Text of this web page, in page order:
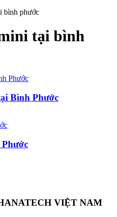
bình phước
tại bình
Bình Phước
VIỆT NAM